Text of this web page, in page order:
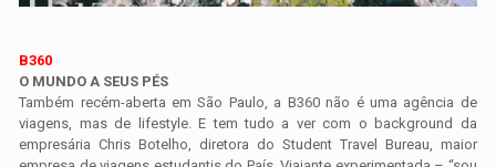
B360
O MUNDO A SEUS PÉS
Também recém-aberta em São Paulo, a B360 não é uma agência de
viagens, mas de lifestyle. E tem tudo a ver com o background da
empresária Chris Botelho, diretora do Student Travel Bureau, maior